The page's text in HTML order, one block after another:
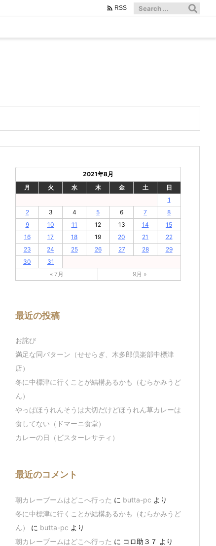
 RSS
2021年8月
月
火 水 木 金 土
日
1
2
3 4 5 6 7
8
9
10 11 12 13 14
15
16
17 18 19 20 21
22
23
24 25 26 27 28
29
30
31
« 7月
9月 »
最近の投稿
お詫び
満足な同パターン（せせらぎ、木多郎倶楽部中標津
店）
冬に中標津に行くことが結構あるかも（むらかみうど
ん）
やっぱほうれんそうは大切だけどほうれん草カレーは
食してない（ドマーニ食堂）
カレーの日（ビスターレサティ）
最近のコメント
朝カレーブームはどこへ行った に butta-pc より
冬に中標津に行くことが結構あるかも（むらかみうど
ん）
に butta-pc より
朝カレーブームはどこへ行った に コロ助３７ より